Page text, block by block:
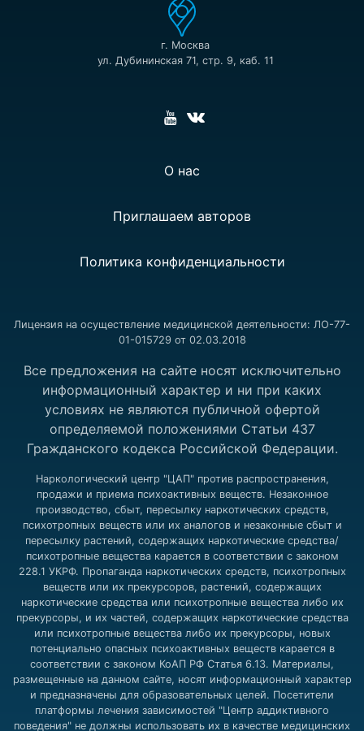
г. Москва
ул. Дубининская 71, стр. 9, каб. 11
О нас
Приглашаем авторов
Политика конфиденциальности
Лицензия на осуществление медицинской деятельности: ЛО-77-
01-015729 от 02.03.2018
Все предложения на сайте носят исключительно
информационный характер и ни при каких
условиях не являются публичной офертой
определяемой положениями Статьи 437
Гражданского кодекса Российской Федерации.
Наркологический центр "ЦАП" против распространения,
продажи и приема психоактивных веществ. Незаконное
производство, сбыт, пересылку наркотических средств,
психотропных веществ или их аналогов и незаконные сбыт и
пересылку растений, содержащих наркотические средства/
психотропные вещества карается в соответствии с законом
228.1 УКРФ. Пропаганда наркотических средств, психотропных
веществ или их прекурсоров, растений, содержащих
наркотические средства или психотропные вещества либо их
прекурсоры, и их частей, содержащих наркотические средства
или психотропные вещества либо их прекурсоры, новых
потенциально опасных психоактивных веществ карается в
соответствии с законом КоАП РФ Статья 6.13. Материалы,
размещенные на данном сайте, носят информационный характер
и предназначены для образовательных целей. Посетители
платформы лечения зависимостей "Центр аддиктивного
поведения" не должны использовать их в качестве медицинских